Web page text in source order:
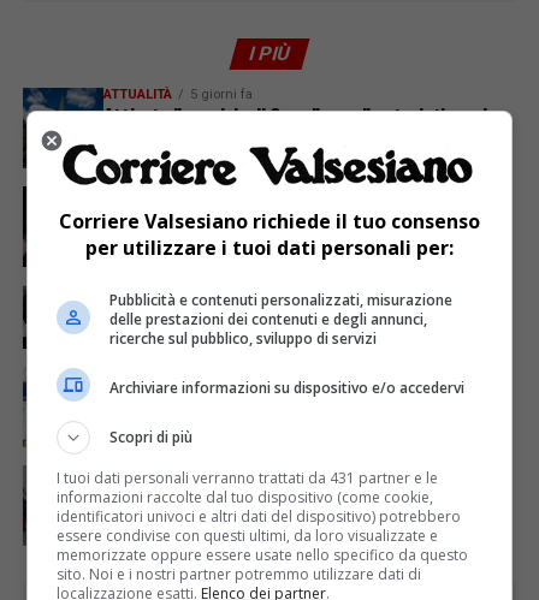
I PIÙ
ATTUALITÀ 5 giorni fa
Attivato il servizio di Guardia medica turistica ad
Sabato 8 agosto in piazza a Varallo Gran Galà Lirico
ATTUALITÀ 7 giorni fa
Polizia locale, nasce il primo gruppo cinofilo
regionale del Piemonte
In biblioteca a Varallo inaugurazione della mostra
ATTUALITÀ 2 giorni fa
Festa Walser delle genti valsesiane quinta edizione
Corriere Valsesiano richiede il tuo consenso
per utilizzare i tuoi dati personali per:
Pubblicità e contenuti personalizzati, misurazione
delle prestazioni dei contenuti e degli annunci,
ricerche sul pubblico, sviluppo di servizi
Archiviare informazioni su dispositivo e/o accedervi
Scopri di più
I tuoi dati personali verranno trattati da 431 partner e le
informazioni raccolte dal tuo dispositivo (come cookie,
identificatori univoci e altri dati del dispositivo) potrebbero
essere condivise con questi ultimi, da loro visualizzate e
memorizzate oppure essere usate nello specifico da questo
sito. Noi e i nostri partner potremmo utilizzare dati di
localizzazione esatti. Elenco dei partner.